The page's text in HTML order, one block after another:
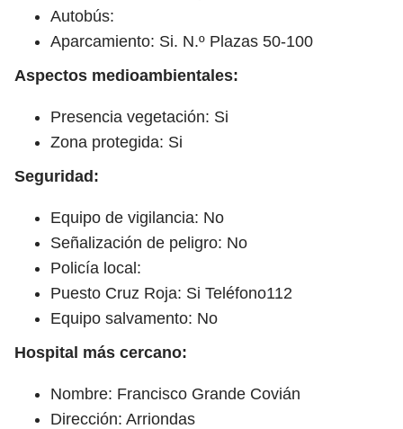
Autobús:
Aparcamiento: Si. N.º Plazas 50-100
Aspectos medioambientales:
Presencia vegetación: Si
Zona protegida: Si
Seguridad:
Equipo de vigilancia: No
Señalización de peligro: No
Policía local:
Puesto Cruz Roja: Si Teléfono112
Equipo salvamento: No
Hospital más cercano:
Nombre: Francisco Grande Covián
Dirección: Arriondas